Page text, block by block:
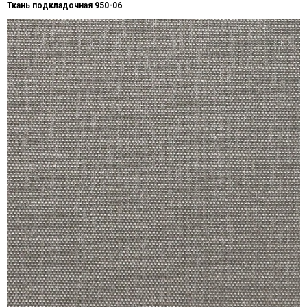
Ткань подкладочная 950-06